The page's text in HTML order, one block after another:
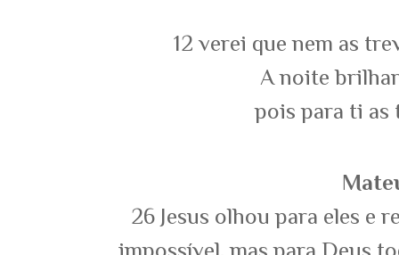
12 verei que nem as
A noite
pois para ti as
26 Jesus olhou para eles e